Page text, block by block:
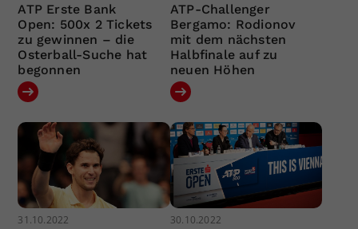
ATP Erste Bank
Open: 500x 2 Tickets
zu gewinnen – die
Osterball-Suche hat
begonnen
ATP-Challenger
Bergamo: Rodionov
mit dem nächsten
Halbfinale auf zu
neuen Höhen
31.10.2022 30.10.2022